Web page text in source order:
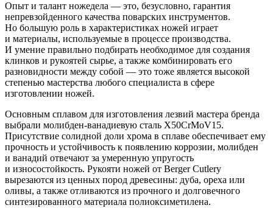
Опыт и талант ножедела — это, безусловно, гарантия
непревзойденного качества поварских инструментов.
Но большую роль в характеристиках ножей играет
и материалы, используемые в процессе производства.
И умение правильно подбирать необходимое для создания
клинков и рукоятей сырье, а также комбинировать его
разновидности между собой — это тоже является высокой
степенью мастерства любого специалиста в сфере
изготовлении ножей.
Основным сплавом для изготовления лезвий мастера бренда
выбрали молибден-ванадиевую сталь X50CrMoV15.
Присутствие солидной доли хрома в сплаве обеспечивает ему
прочность и устойчивость к появлению коррозии, молибден
и ванадий отвечают за умеренную упругость
и износостойкость. Рукояти ножей от Berger Cutlery
вырезаются из ценных пород древесины: дуба, ореха или
оливы, а также отливаются из прочного и долговечного
синтезированного материала полиоксиметилена.